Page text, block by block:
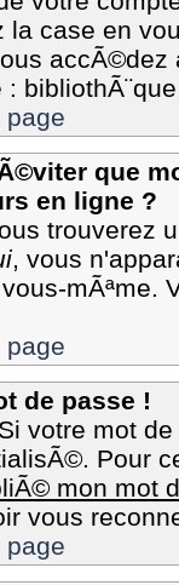
la case en
accÃ©dez
page
que
en ligne ?
trouverez
, vous
mÃªme.
page
de passe !
votre mot
Pour
mon mot
vous
page